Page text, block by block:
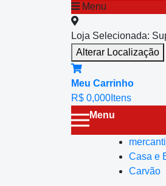
Menu
Loja Selecionada:
Alterar Localização
Meu Carrinho
R$ 0,000 Itens
Menu
Casa e
Carvão